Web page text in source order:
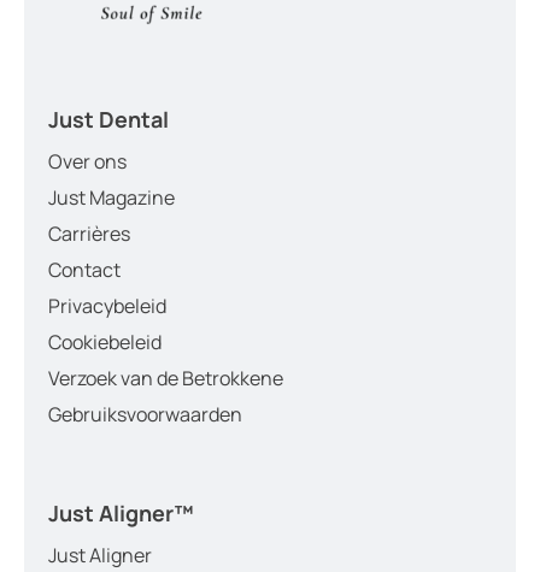
Just Dental
Over ons
Just Magazine
Carrières
Contact
Privacybeleid
Cookiebeleid
Verzoek van de Betrokkene
Gebruiksvoorwaarden
Just Aligner™
Just Aligner